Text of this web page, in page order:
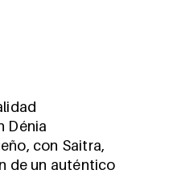
Dénia
con Saitra,
de un auténtico